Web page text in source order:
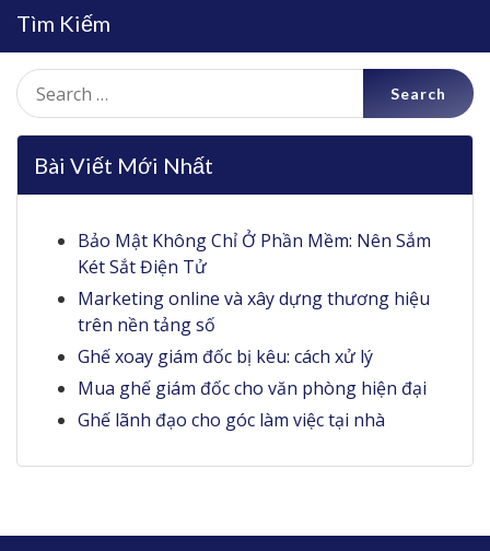
Tìm Kiếm
Search
for:
Bài Viết Mới Nhất
Bảo Mật Không Chỉ Ở Phần Mềm: Nên Sắm
Két Sắt Điện Tử
Marketing online và xây dựng thương hiệu
trên nền tảng số
Ghế xoay giám đốc bị kêu: cách xử lý
Mua ghế giám đốc cho văn phòng hiện đại
Ghế lãnh đạo cho góc làm việc tại nhà